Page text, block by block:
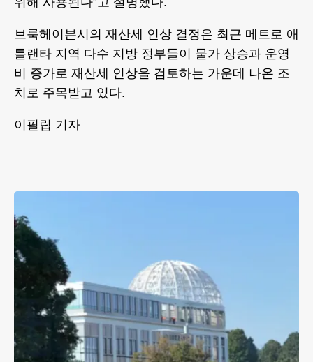
브룩헤이븐시의 재산세 인상 결정은 최근 메트로 애
틀랜타 지역 다수 지방 정부들이 물가 상승과 운영
비 증가로 재산세 인상을 검토하는 가운데 나온 조
치로 주목받고 있다.
이필립 기자